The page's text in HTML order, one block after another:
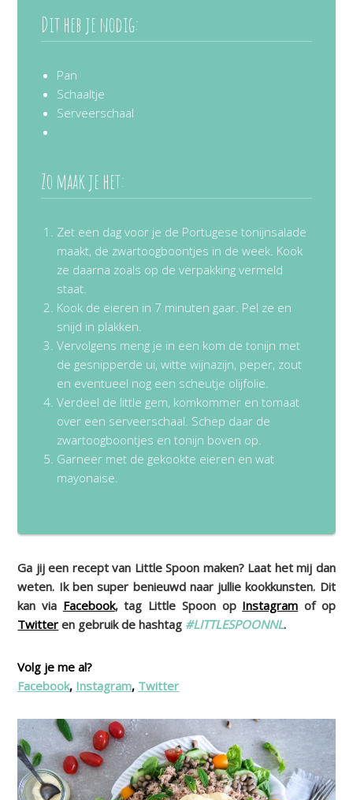
Dit heb je nodig:
Pan
Schaaltje
Serveerschaal
Zo maak je het:
Zet een dag voor je de Portugese tonijnsalade
maakt, de zwartoogboontjes in de week. Kook
ze daarna zoals op de verpakking vermeld
staat.
Kook de eieren in 7 minuten gaar. Pel ze en
snijd in plakken.
Vervolgens meng je in een kom de tonijn met
de gesnipperde ui, witte wijnazijn, peper, zout
en eventueel nog een scheutje olijfolie.
Verdeel de little gem, komkommer en tomaat
over een serveerschaal. Schep daar de
zwartoogboontjes en tonijn boven op.
Garneer met de gekookte eieren en wat
mayonaise.
Ga jij een recept van Little Spoon maken? Laat het mij dan
weten. Ik ben super benieuwd naar jullie kookkunsten. Dit
kan via Facebook, tag Little Spoon op Instagram of op
Twitter en gebruik de hashtag #LITTLESPOONNL.
Volg je me al?
Facebook, Instagram, Twitter